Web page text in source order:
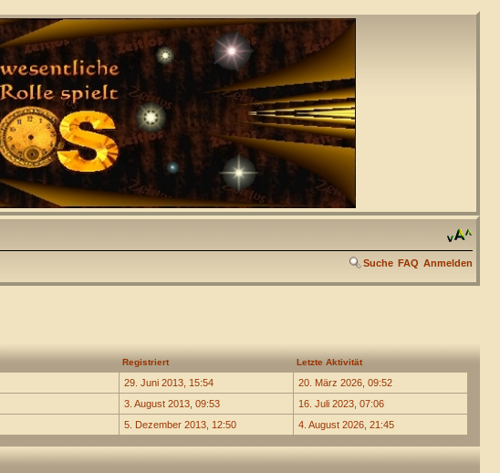
Suche FAQ Anmelden
Registriert Letzte Aktivität
29. Juni 2013, 15:54
20. März 2026, 09:52
3. August 2013, 09:53
16. Juli 2023, 07:06
5. Dezember 2013, 12:50 4. August 2026, 21:45